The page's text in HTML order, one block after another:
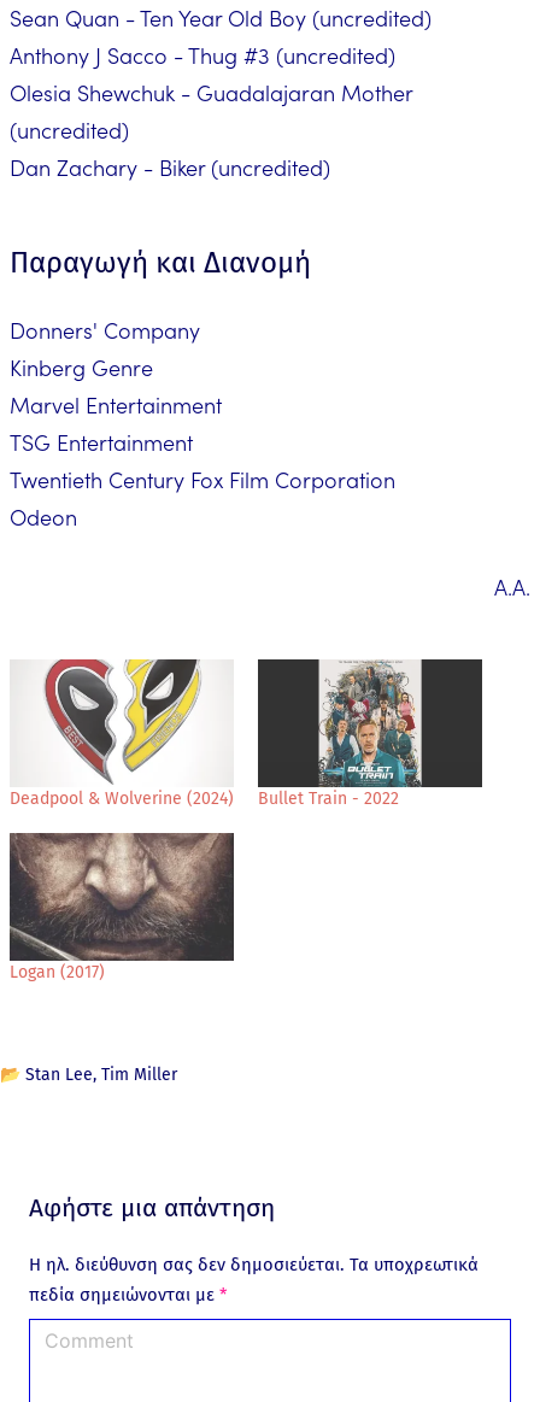
Sean Quan - Ten Year Old Boy (uncredited)
Anthony J Sacco - Thug #3 (uncredited)
Olesia Shewchuk - Guadalajaran Mother
(uncredited)
Dan Zachary - Biker (uncredited)
Παραγωγή και Διανομή
Donners' Company
Kinberg Genre
Marvel Entertainment
TSG Entertainment
Twentieth Century Fox Film Corporation
Odeon
Α.Α.
Deadpool & Wolverine (2024) Bullet Train - 2022
Logan (2017)
📂 Stan Lee Tim Miller
Αφήστε μια απάντηση
Η ηλ. διεύθυνση σας δεν δημοσιεύεται. Τα υποχρεωτικά
πεδία σημειώνονται με *